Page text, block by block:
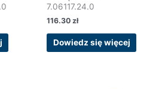
7.06117.24.0
116.30zł
Dowiedz się więcej